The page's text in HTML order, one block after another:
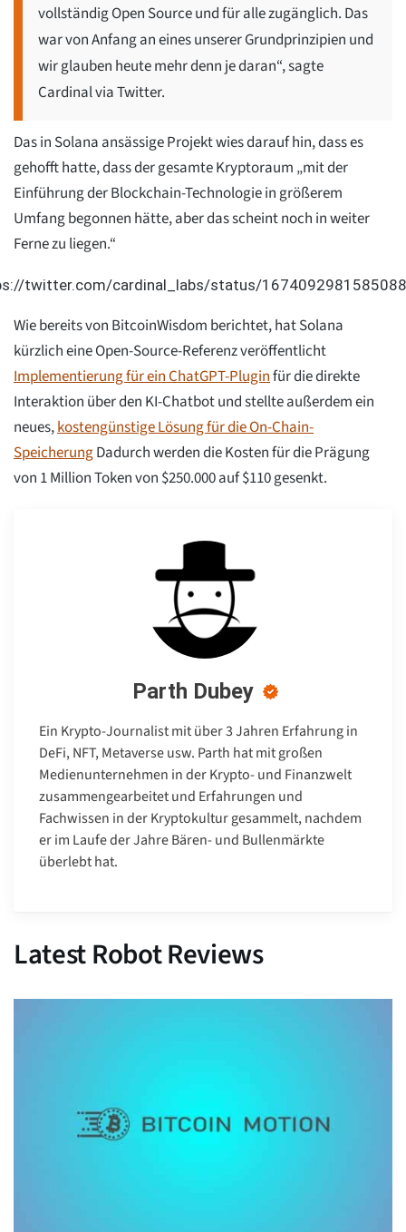
vollständig Open Source und für alle zugänglich. Das
war von Anfang an eines unserer Grundprinzipien und
wir glauben heute mehr denn je daran“, sagte
Cardinal via Twitter.
Das in Solana ansässige Projekt wies darauf hin, dass es
gehofft hatte, dass der gesamte Kryptoraum „mit der
Einführung der Blockchain-Technologie in größerem
Umfang begonnen hätte, aber das scheint noch in weiter
Ferne zu liegen.“
twitter.com/cardinal_labs/status/
Wie bereits von BitcoinWisdom berichtet, hat Solana
kürzlich eine Open-Source-Referenz veröffentlicht
Implementierung für ein ChatGPT-Pluginfür die direkte
Interaktion über den KI-Chatbot und stellte außerdem ein
neues,kostengünstige Lösung für die On-Chain-
SpeicherungDadurch werden die Kosten für die Prägung
von 1 Million Token von $250.000 auf $110 gesenkt.
Parth Dubey
Ein Krypto-Journalist mit über 3 Jahren Erfahrung in
DeFi, NFT, Metaverse usw. Parth hat mit großen
Medienunternehmen in der Krypto- und Finanzwelt
zusammengearbeitet und Erfahrungen und
Fachwissen in der Kryptokultur gesammelt, nachdem
er im Laufe der Jahre Bären- und Bullenmärkte
überlebt hat.
Latest Robot Reviews